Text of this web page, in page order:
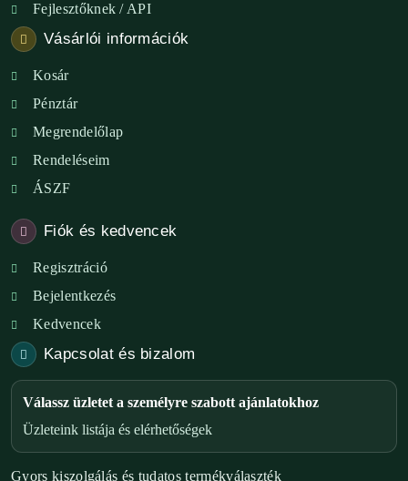
Fejlesztőknek / API
Vásárlói információk
Kosár
Pénztár
Megrendelőlap
Rendeléseim
ÁSZF
Fiók és kedvencek
Regisztráció
Bejelentkezés
Kedvencek
Kapcsolat és bizalom
Válassz üzletet a személyre szabott ajánlatokhoz
Üzleteink listája és elérhetőségek
Gyors kiszolgálás és tudatos termékválaszték